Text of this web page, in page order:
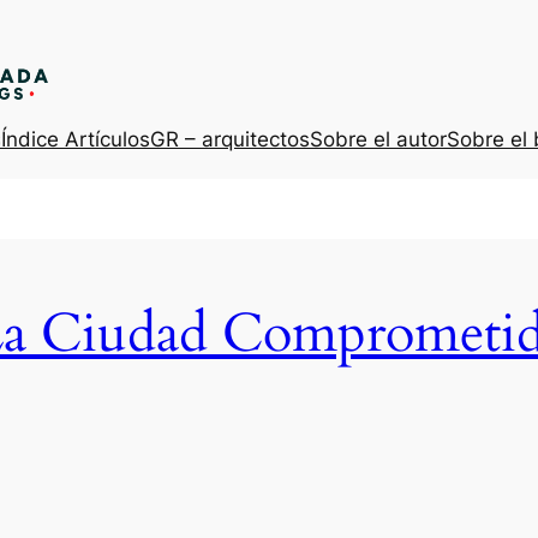
Índice ArtículosGR – arquitectosSobre el autorSobre el
Ciudad